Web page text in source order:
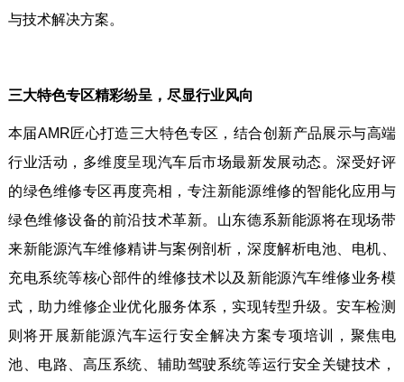
与技术解决方案。
三大特色专区精彩纷呈，尽显行业风向
本届AMR匠心打造三大特色专区，结合创新产品展示与高端
行业活动，多维度呈现汽车后市场最新发展动态。深受好评
的绿色维修专区再度亮相，专注新能源维修的智能化应用与
绿色维修设备的前沿技术革新。山东德系新能源将在现场带
来新能源汽车维修精讲与案例剖析，深度解析电池、电机、
充电系统等核心部件的维修技术以及新能源汽车维修业务模
式，助力维修企业优化服务体系，实现转型升级。安车检测
则将开展新能源汽车运行安全解决方案专项培训，聚焦电
池、电路、高压系统、辅助驾驶系统等运行安全关键技术，